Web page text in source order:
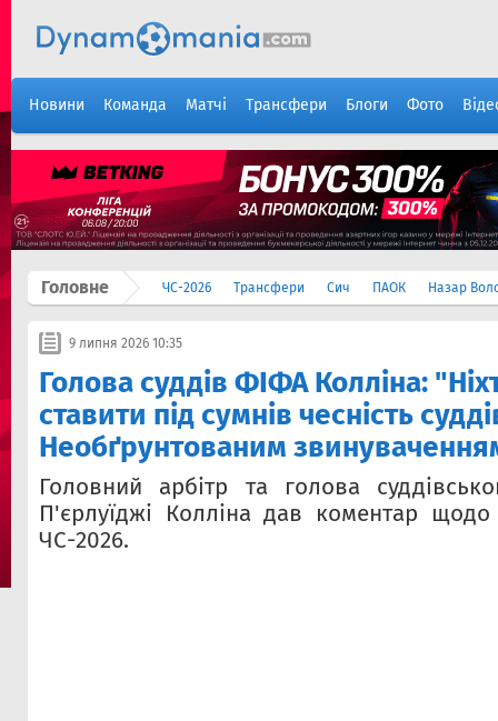
Новини Команда Матчі Трансфери Блоги Фото
Головне ЧС-2026 Трансфери Сич ПАОК Назар
9 липня 2026 10:35
Голова суддів ФІФА Колліна:
ставити під сумнів чесність
Необґрунтованим
Головний арбітр та голова
П'єрлуїджі Колліна дав коментар
ЧС-2026.